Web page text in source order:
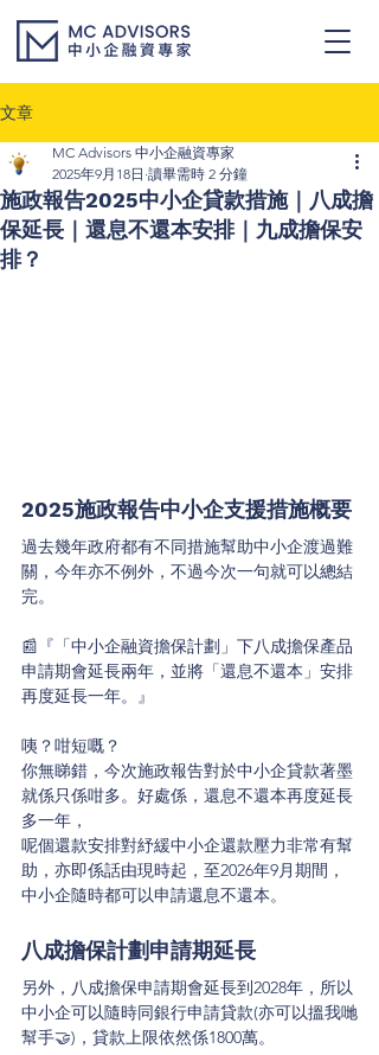
文章
施政報告2025中小企貸款措施｜八成擔
保延長｜還息不還本安排｜九成擔保安
排？
MC Advisors 中小企融資專家
2025年9月18日 讀畢需時 2 分鐘
2025施政報告中小企支援措施概要
過去幾年政府都有不同措施幫助中小企渡過難
關，今年亦不例外，不過今次一句就可以總結
完。
📰『「中小企融資擔保計劃」下八成擔保產品
申請期會延長兩年，並將「還息不還本」安排
再度延長一年。』
咦？咁短嘅？
你無睇錯，今次施政報告對於中小企貸款著墨
就係只係咁多。好處係，還息不還本再度延長
多一年，
呢個還款安排對紓緩中小企還款壓力非常有幫
助，亦即係話由現時起，至2026年9月期間，
中小企隨時都可以申請還息不還本。
八成擔保計劃申請期延長
另外，八成擔保申請期會延長到2028年，所以
中小企可以隨時同銀行申請貸款(亦可以搵我哋
幫手🤝)，貸款上限依然係1800萬。